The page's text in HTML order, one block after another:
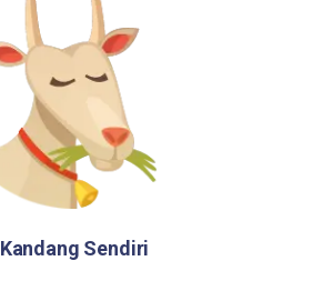
Kandang Sendiri